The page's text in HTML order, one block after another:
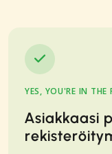
YES, YOU'RE IN THE
Asiakkaasi